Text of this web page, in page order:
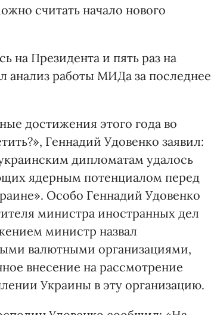
считать начало нового
на Президента и пять раз на
анализ работы МИДа за последнее
достижения этого года во
Геннадий Удовенко заявил:
дипломатам удалось
ядерным потенциалом перед
Особо Геннадий Удовенко
министра иностранных дел
министр назвал
валютными организациями,
внесение на рассмотрение
Украины в эту организацию.